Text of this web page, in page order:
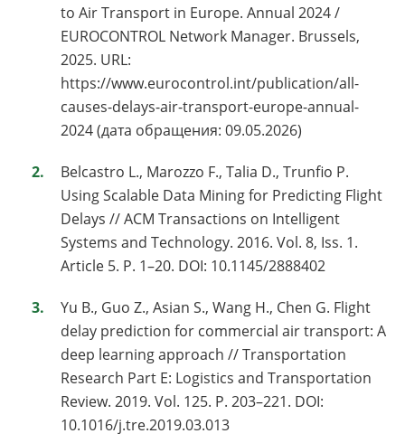
to Air Transport in Europe. Annual 2024 /
EUROCONTROL Network Manager. Brussels,
2025. URL:
https://www.eurocontrol.int/publication/all-
causes-delays-air-transport-europe-annual-
2024 (дата обращения: 09.05.2026)
Belcastro L., Marozzo F., Talia D., Trunfio P.
Using Scalable Data Mining for Predicting Flight
Delays // ACM Transactions on Intelligent
Systems and Technology. 2016. Vol. 8, Iss. 1.
Article 5. P. 1–20. DOI: 10.1145/2888402
Yu B., Guo Z., Asian S., Wang H., Chen G. Flight
delay prediction for commercial air transport: A
deep learning approach // Transportation
Research Part E: Logistics and Transportation
Review. 2019. Vol. 125. P. 203–221. DOI:
10.1016/j.tre.2019.03.013